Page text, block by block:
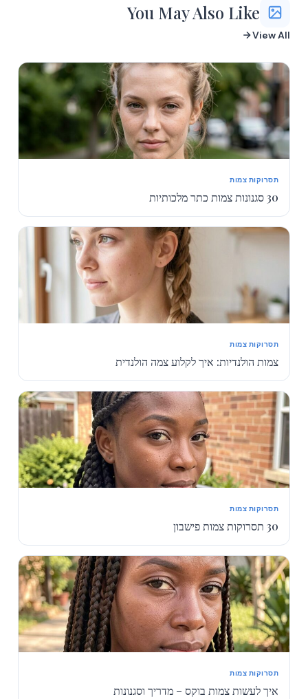
You May Also Like
View All
תסרוקות צמות
30 סגנונות צמות כתר מלכותיות
תסרוקות צמות
צמות הולנדיות: איך לקלוע צמה הולנדית
תסרוקות צמות
30 תסרוקות צמות פישבון
תסרוקות צמות
איך לעשות צמות בוקס – מדריך וסגנונות